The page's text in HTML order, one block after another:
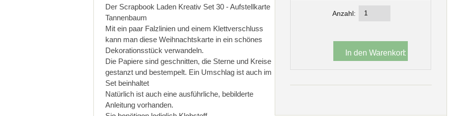
Anzahl:
Der Scrapbook Laden Kreativ Set 30 - Aufstellkarte
Tannenbaum
Mit ein paar Falzlinien und einem Klettverschluss
kann man diese Weihnachtskarte in ein schönes
Dekorationsstück verwandeln.
Die Papiere sind geschnitten, die Sterne und Kreise
gestanzt und bestempelt. Ein Umschlag ist auch im
Set beinhaltet
Natürlich ist auch eine ausführliche, bebilderte
Anleitung vorhanden.